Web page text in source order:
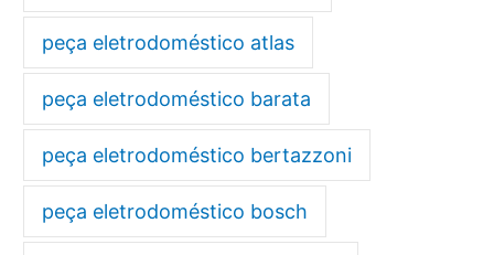
peça eletrodoméstico atlas
peça eletrodoméstico barata
peça eletrodoméstico bertazzoni
peça eletrodoméstico bosch